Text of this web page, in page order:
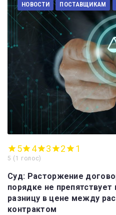
НОВОСТИ ПОСТАВЩИКАМ
5 4 3 2 1
5 ( 1 голос)
Суд: Расторжение
порядке не
разницу в цене между
контрактом